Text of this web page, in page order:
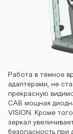
0
Работа в тёмное
адаптерами, не
прекрасную
САВ мощная
VISION. Кроме
зеркал
безопасность при